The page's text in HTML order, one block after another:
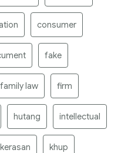
consumer
fake
family law firm
hutang intellectual
khup